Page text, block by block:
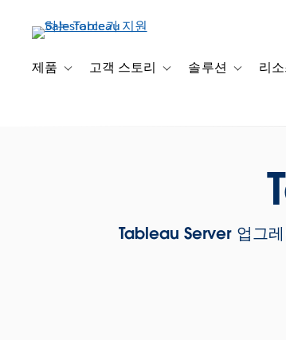
제품 Toggle sub-navigation for 제품
고객 스토리 Toggle sub-navigation for
솔루션 Toggle
리
Tableau Server 업그